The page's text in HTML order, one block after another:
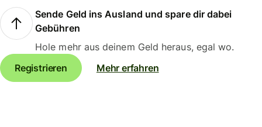
Sende Geld ins Ausland und spare dir dabei
Gebühren
Hole mehr aus deinem Geld heraus, egal wo.
Registrieren
Mehr erfahren